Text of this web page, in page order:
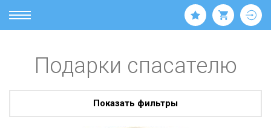
Подарки спасателю
Показать фильтры